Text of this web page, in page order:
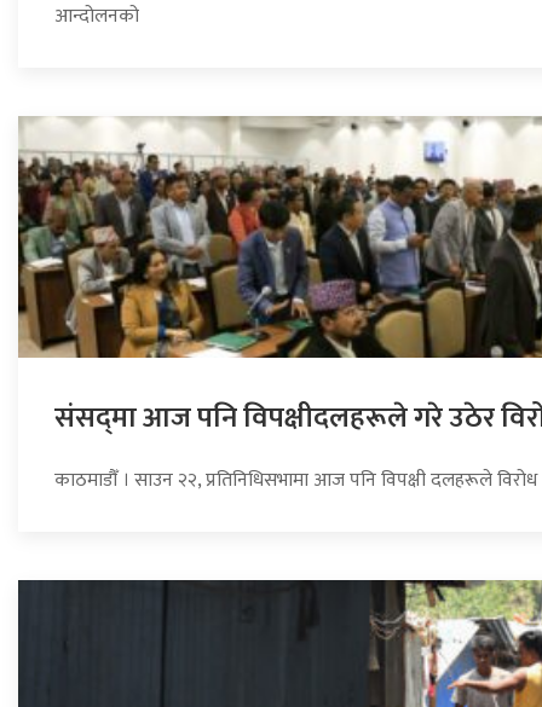
आन्दोलनको
संसद्‍मा आज पनि विपक्षीदलहरूले गरे उठेर
काठमाडौँ । साउन २२, प्रतिनिधिसभामा आज पनि विपक्षी दलहरूले